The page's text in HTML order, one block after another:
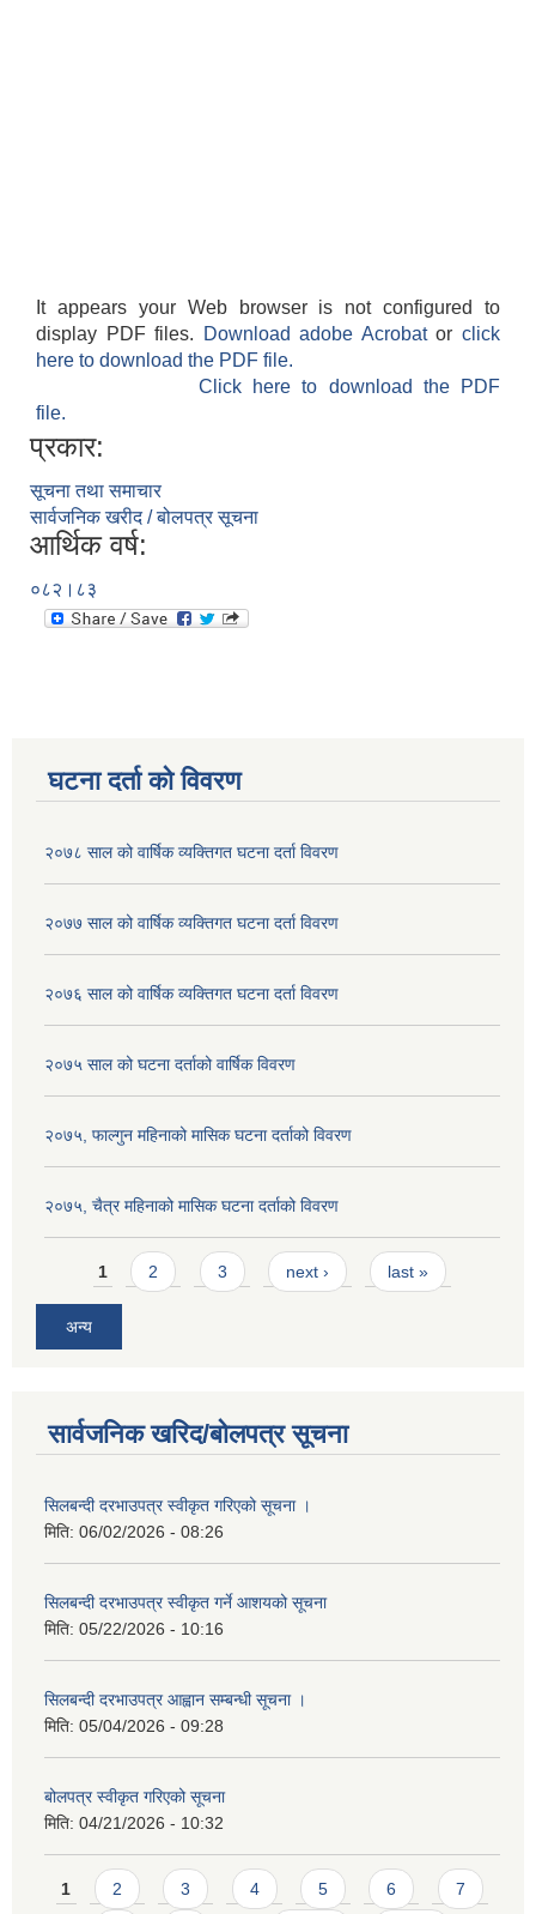
It appears your Web browser is not configured to
display PDF files.
Download adobe Acrobatorclick
here to download the PDF file.
Click here to download the PDF
file.
प्रकार:
सूचना तथा समाचार
सार्वजनिक खरीद / बोलपत्र सूचना
आर्थिक वर्ष:
०८२।८३
घटना दर्ता को विवरण
२०७८ साल को वार्षिक व्यक्तिगत घटना दर्ता विवरण
२०७७ साल को वार्षिक व्यक्तिगत घटना दर्ता विवरण
२०७६ साल को वार्षिक व्यक्तिगत घटना दर्ता विवरण
२०७५ साल को घटना दर्ताको वार्षिक विवरण
२०७५, फाल्गुन महिनाको मासिक घटना दर्ताको विवरण
२०७५, चैत्र महिनाको मासिक घटना दर्ताको विवरण
Pages
1 2 3 next › last »
अन्य
सार्वजनिक खरिद/बोलपत्र सूचना
सिलबन्दी दरभाउपत्र स्वीकृत गरिएको सूचना ।
मिति: 06/02/2026 - 08:26
सिलबन्दी दरभाउपत्र स्वीकृत गर्ने आशयको सूचना
मिति: 05/22/2026 - 10:16
सिलबन्दी दरभाउपत्र आह्वान सम्बन्धी सूचना ।
मिति: 05/04/2026 - 09:28
बोलपत्र स्वीकृत गरिएको सूचना
मिति: 04/21/2026 - 10:32
Pages
1 2 3 4 5 6 7